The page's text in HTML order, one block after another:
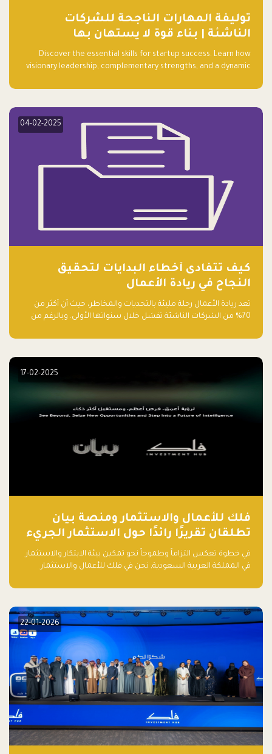
توليفة المهارات الناجحة للشركات
الناشئة | بناء قوة لا يستهان بها
Discover the essential skills for startup success. Learn how
visionary leadership, complementary strengths, and a dynamic
elevate your startup! Follow us @FalakHub
04-02-2025
كيف تتفادى أخطاء البدايات لتحقيق
النجاح في ريادة الأعمال
تعد ريادة الأعمال رحلة مليئة بالتحديات والمخاطر، حيث أن أكثر من
70% من الشركات الناشئة تفشل خلال سنواتها الأولى. وبالرغم من
الكثيرون في بداية رحلتهم، وهي التي قد تعرقل نجاحهم. في هذا
17-02-2025
فلك للأعمال والاستثمار ومنصة بيان
تطلقان تقريرًا رائدًا حول الاستثمار الجريء
في الذكاء الاصطناعي بالمملكة العربية
السعودية
في خطوة تعكس التزاماً وطموحاً نحو تمكين بيئة الابتكار والاستثمار
في المملكة العربية السعودية, نحن في فلك للأعمال والاستثمار
الذكاء الاصطناعي: خارطة الطريق للمستثمرين ورواد الأعمال في
22-01-2026